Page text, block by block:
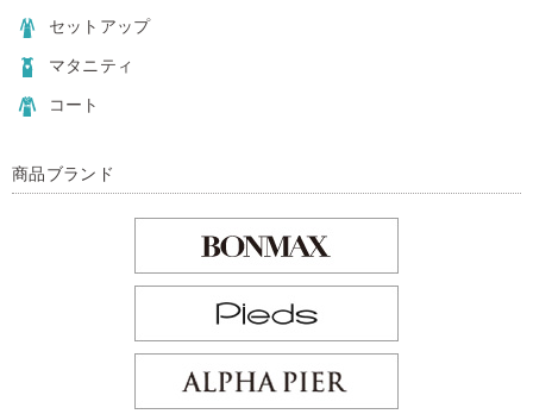
セットアップ
マタニティ
コート
商品ブランド